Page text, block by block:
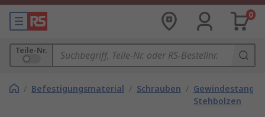
0
Teile-Nr.
/ Befestigungsmaterial / Schrauben / Gewindestangen
Stehbolzen